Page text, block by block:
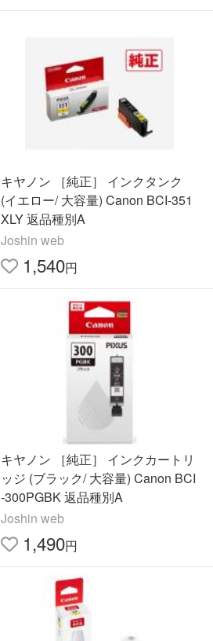
キヤノン ［純正］ インクタンク
(イエロー/ 大容量) Canon BCI-351
XLY 返品種別A
Joshin web
1,540円
キヤノン ［純正］ インクカートリ
ッジ (ブラック/ 大容量) Canon BCI
-300PGBK 返品種別A
Joshin web
1,490円